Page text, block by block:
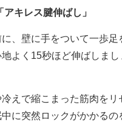
キレス腱伸ばし」
、壁に手をついて一歩足
地よく15秒ほど伸ばしま
冷えで縮こまった筋肉をリ
に突然ロックがかかるの